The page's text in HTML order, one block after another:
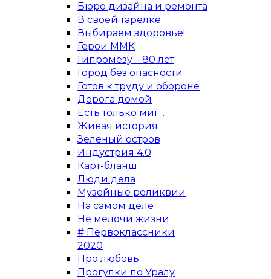
Бюро дизайна и ремонта
В своей тарелке
Выбираем здоровье!
Герои ММК
Гипромезу – 80 лет
Город без опасности
Готов к труду и обороне
Дорога домой
Есть только миг...
Живая история
Зеленый остров
Индустрия 4.0
Карт-бланш
Люди дела
Музейные реликвии
На самом деле
Не мелочи жизни
# Первоклассники
2020
Про любовь
Прогулки по Уралу